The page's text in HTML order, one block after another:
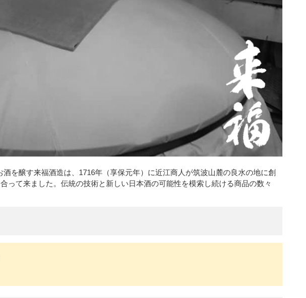
を醸す来福酒造は、1716年（享保元年）に近江商人が筑波山麓の良水の地に創
って来ました。伝統の技術と新しい日本酒の可能性を模索し続ける商品の数々